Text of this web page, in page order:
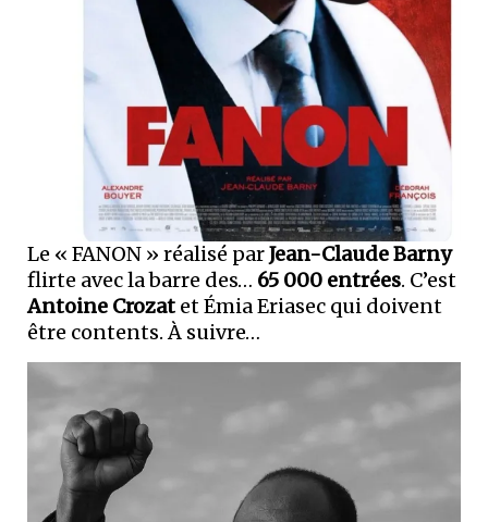
Le « FANON » réalisé parJean-Claude Barny
flirte avec la barre des… 65 000 entrées. C’est
Antoine Crozat et Émia Eriasec qui doivent
être contents. À suivre…